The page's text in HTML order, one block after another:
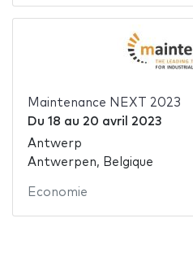
Maintenance NEXT 2023
Du 18 au 20 avril 2023
Antwerp
Antwerpen, Belgique
Economie